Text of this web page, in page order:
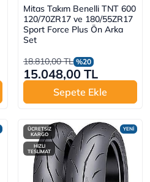
Mitas Takım Benelli TNT 600
120/70ZR17 ve 180/55ZR17
Sport Force Plus Ön Arka
Set
18.810,00 TL %20
15.048,00 TL
Sepete Ekle
YENİ
ÜCRETSİZ
KARGO
HIZLI
TESLİMAT